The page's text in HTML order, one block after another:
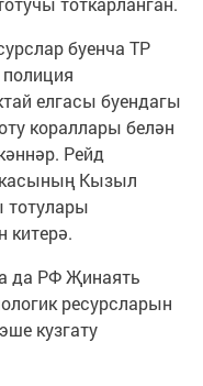
буенча ТР
елгасы буендагы
кораллары белән
Рейд
Кызыл
тотулары
китерә.
да РФ Җинаять
ресурсларын
кузгату